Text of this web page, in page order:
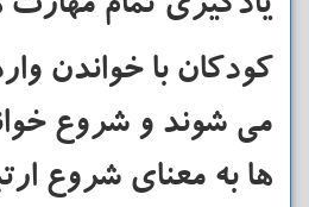
کودکان با خواندن
می شوند و شروع
ها به معنای شروع